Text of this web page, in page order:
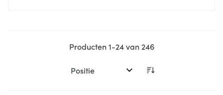
Producten1-24van 246
Sorteer op: